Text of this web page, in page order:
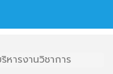
หารงานวิชาการ